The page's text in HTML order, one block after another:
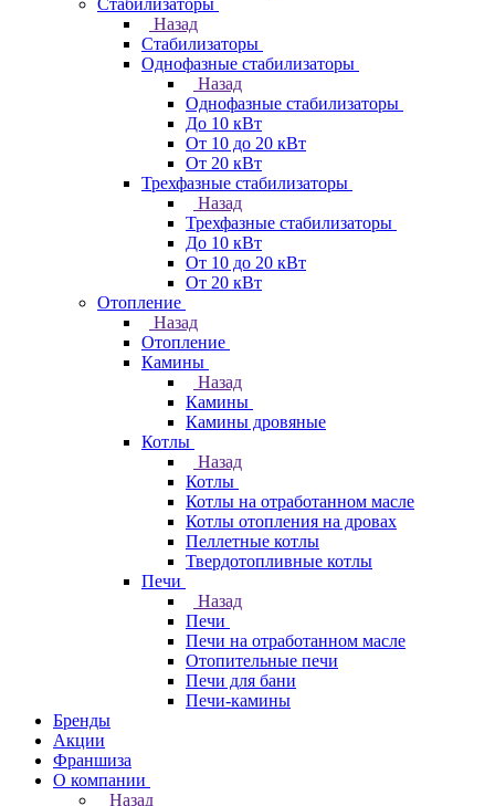
Стабилизаторы
Назад
Стабилизаторы
Однофазные стабилизаторы
Назад
Однофазные стабилизаторы
До 10 кВт
От 10 до 20 кВт
От 20 кВт
Трехфазные стабилизаторы
Назад
Трехфазные стабилизаторы
До 10 кВт
От 10 до 20 кВт
От 20 кВт
Отопление
Назад
Отопление
Камины
Назад
Камины
Камины дровяные
Котлы
Назад
Котлы
Котлы на отработанном масле
Котлы отопления на дровах
Пеллетные котлы
Твердотопливные котлы
Печи
Назад
Печи
Печи на отработанном масле
Отопительные печи
Печи для бани
Печи-камины
Бренды
Акции
Франшиза
О компании
Назад